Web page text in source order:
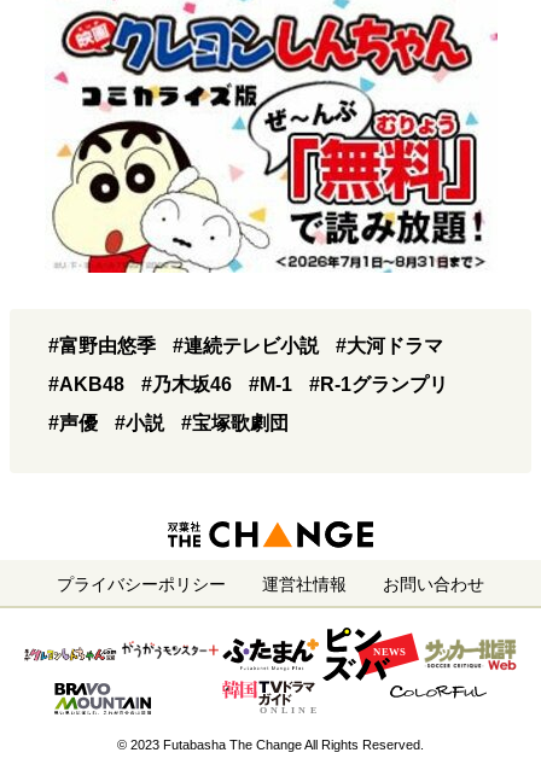
#富野由悠季 #連続テレビ小説
#大河ドラマ
#AKB48
#乃木坂46 #M-1
#R-1グランプリ
#声優
#小説 #宝塚歌劇団
プライバシーポリシー 運営社情報 お問い合わせ
© 2023 Futabasha The Change All Rights Reserved.